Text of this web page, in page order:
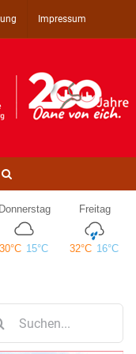
Impressum